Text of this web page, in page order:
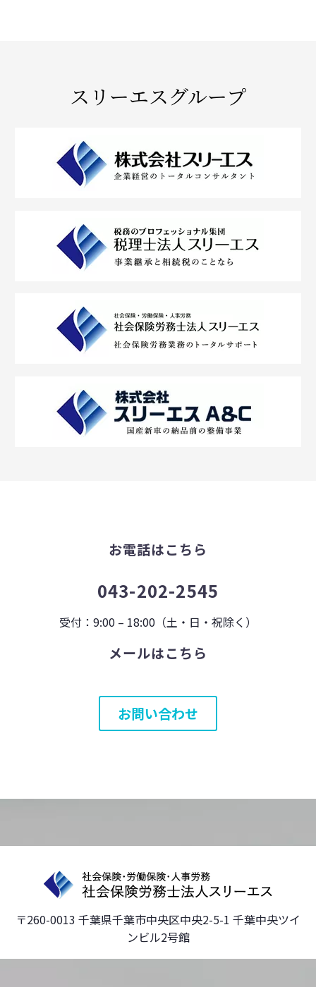
スリーエスグループ
お電話はこちら
043-202-2545
受付：9:00 – 18:00（土・日・祝除く）
メールはこちら
お問い合わせ
〒260-0013 千葉県千葉市中央区中央2-5-1 千葉中央ツイ
ンビル2号館